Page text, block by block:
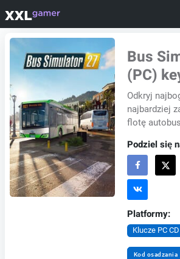
Bus
(PC)
Odkryj
najbardziej
flotę
serii. Bus
ponad 45
Podziel się
Platformy:
Klucze PC CD
Kod osadzania